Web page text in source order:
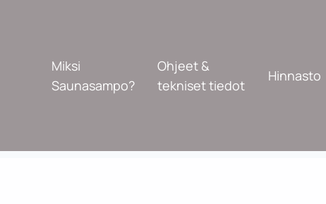
Miksi
Saunasampo?
Ohjeet &
tekniset tiedot
Hinnasto